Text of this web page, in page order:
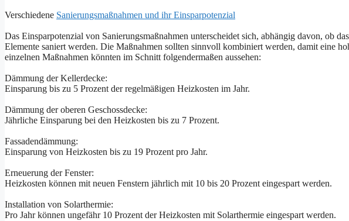
Verschiedene Sanierungsmaßnahmen und ihr Einsparpotenzial
Das Einsparpotenzial von Sanierungsmaßnahmen unterscheidet sich, abhängig davon, ob
Elemente saniert werden. Die Maßnahmen sollten sinnvoll kombiniert werden, damit eine
einzelnen Maßnahmen könnten im Schnitt folgendermaßen aussehen:
Dämmung der Kellerdecke:
Einsparung bis zu 5 Prozent der regelmäßigen Heizkosten im Jahr.
Dämmung der oberen Geschossdecke:
Jährliche Einsparung bei den Heizkosten bis zu 7 Prozent.
Fassadendämmung:
Einsparung von Heizkosten bis zu 19 Prozent pro Jahr.
Erneuerung der Fenster:
Heizkosten können mit neuen Fenstern jährlich mit 10 bis 20 Prozent eingespart werden.
Installation von Solarthermie:
Pro Jahr können ungefähr 10 Prozent der Heizkosten mit Solarthermie eingespart werden.